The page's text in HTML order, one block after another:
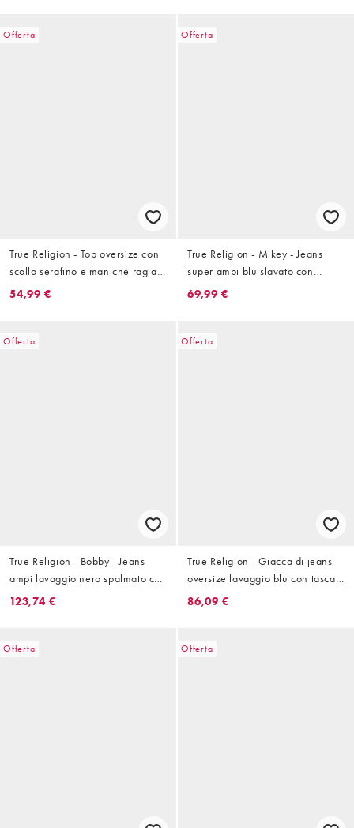
Offerta
True Religion - Top oversize con
scollo serafino e maniche raglan
bianco sporco
54,99 €
Offerta
True Religion - Mikey - Jeans
super ampi blu slavato con
tasche con patta
69,99 €
Offerta
True Religion - Bobby - Jeans
ampi lavaggio nero spalmato con
tasche con patta in coordinato
123,74 €
Offerta
True Religion - Giacca di jeans
oversize lavaggio blu con tasca
con patta in coordinato
86,09 €
Offerta Offerta